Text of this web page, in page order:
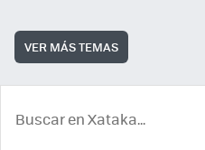
VER MÁS TEMAS